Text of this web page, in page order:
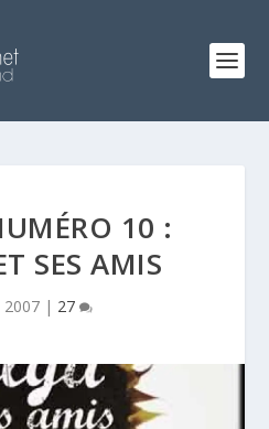
10 :
SES AMIS
2007 | 27